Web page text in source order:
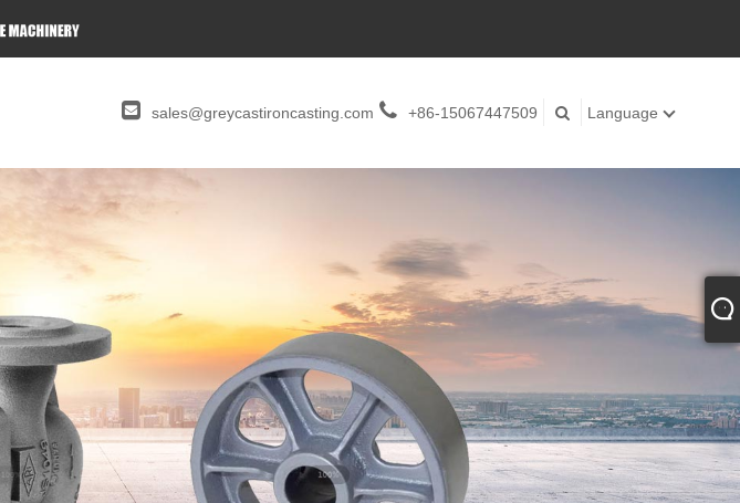
sales@greycastironcasting.com +86-15067447509 Language